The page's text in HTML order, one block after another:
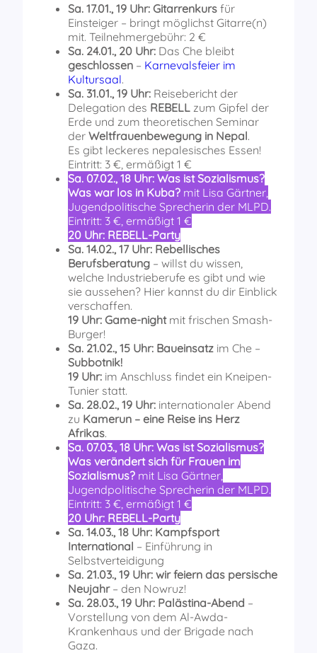
Sa. 17.01., 19 Uhr: Gitarrenkurs für
Einsteiger – bringt möglichst Gitarre(n)
mit. Teilnehmergebühr: 2 €
Sa. 24.01., 20 Uhr: Das Che bleibt
geschlossen – Karnevalsfeier im
Kultursaal.
Sa. 31.01., 19 Uhr: Reisebericht der
Delegation des REBELL zum Gipfel der
Erde und zum theoretischen Seminar
der Weltfrauenbewegung in Nepal.
Es gibt leckeres nepalesisches Essen!
Eintritt: 3 €, ermäßigt 1 €
Sa. 07.02., 18 Uhr: Was ist Sozialismus?
Was war los in Kuba? mit Lisa Gärtner,
Jugendpolitische Sprecherin der MLPD.
Eintritt: 3 €, ermäßigt 1 €
20 Uhr: REBELL-Party
Sa. 14.02., 17 Uhr: Rebellisches
Berufsberatung – willst du wissen,
welche Industrieberufe es gibt und wie
sie aussehen? Hier kannst du dir Einblick
verschaffen.
19 Uhr: Game-nightmit frischen Smash-
Burger!
Sa. 21.02., 15 Uhr: Baueinsatz im Che –
Subbotnik!
19 Uhr: im Anschluss findet ein Kneipen-
Tunier statt.
Sa. 28.02., 19 Uhr: internationaler Abend
zu Kamerun – eine Reise ins Herz
Afrikas.
Sa. 07.03., 18 Uhr: Was ist Sozialismus?
Was verändert sich für Frauen im
Sozialismus? mit Lisa Gärtner,
Jugendpolitische Sprecherin der MLPD.
Eintritt: 3 €, ermäßigt 1 €
20 Uhr: REBELL-Party
Sa. 14.03., 18 Uhr: Kampfsport
International – Einführung in
Selbstverteidigung
Sa. 21.03., 19 Uhr: wir feiern das persische
Neujahr– den Nowruz!
Sa. 28.03., 19 Uhr: Palästina-Abend –
Vorstellung von dem Al-Awda-
Krankenhaus und der Brigade nach
Gaza.